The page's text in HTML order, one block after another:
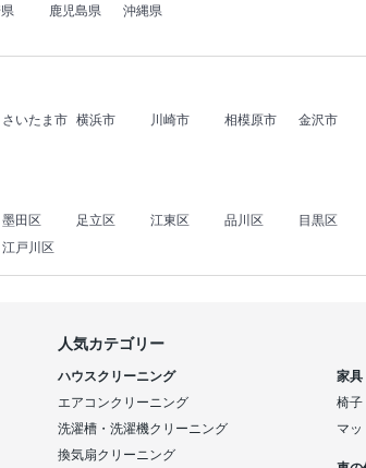
鹿児島県 沖縄県
さいたま市 横浜市 川崎市 相模原市 金沢市
墨田区 足立区 江東区 品川区 目黒区
江戸川区
人気カテゴリー
ハウスクリーニング
エアコンクリーニング
洗濯槽・洗濯機クリーニング
換気扇クリーニング
家具
椅子
マ